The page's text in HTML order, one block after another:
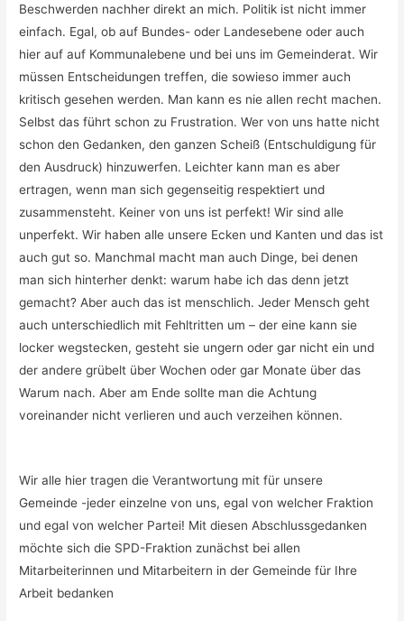
Beschwerden nachher direkt an mich. Politik ist nicht immer
einfach. Egal, ob auf Bundes- oder Landesebene oder auch
hier auf auf Kommunalebene und bei uns im Gemeinderat. Wir
müssen Entscheidungen treffen, die sowieso immer auch
kritisch gesehen werden. Man kann es nie allen recht machen.
Selbst das führt schon zu Frustration. Wer von uns hatte nicht
schon den Gedanken, den ganzen Scheiß (Entschuldigung für
den Ausdruck) hinzuwerfen. Leichter kann man es aber
ertragen, wenn man sich gegenseitig respektiert und
zusammensteht. Keiner von uns ist perfekt! Wir sind alle
unperfekt. Wir haben alle unsere Ecken und Kanten und das ist
auch gut so. Manchmal macht man auch Dinge, bei denen
man sich hinterher denkt: warum habe ich das denn jetzt
gemacht? Aber auch das ist menschlich. Jeder Mensch geht
auch unterschiedlich mit Fehltritten um – der eine kann sie
locker wegstecken, gesteht sie ungern oder gar nicht ein und
der andere grübelt über Wochen oder gar Monate über das
Warum nach. Aber am Ende sollte man die Achtung
voreinander nicht verlieren und auch verzeihen können.
Wir alle hier tragen die Verantwortung mit für unsere
Gemeinde -jeder einzelne von uns, egal von welcher Fraktion
und egal von welcher Partei! Mit diesen Abschlussgedanken
möchte sich die SPD-Fraktion zunächst bei allen
Mitarbeiterinnen und Mitarbeitern in der Gemeinde für Ihre
Arbeit bedanken